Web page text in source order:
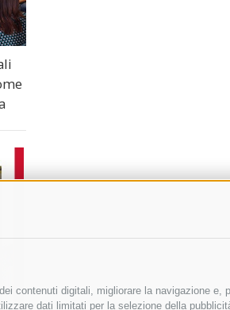
contenuti digitali, migliorare la navigazione e,
dati limitati per la selezione della